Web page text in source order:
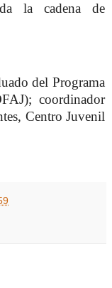
la cadena de
del Programa
coordinador
Centro Juvenil